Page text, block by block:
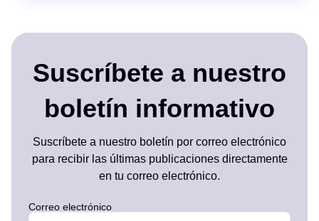
Suscríbete a nuestro
boletín informativo
Suscríbete a nuestro boletín por correo electrónico
para recibir las últimas publicaciones directamente
en tu correo electrónico.
Correo electrónico